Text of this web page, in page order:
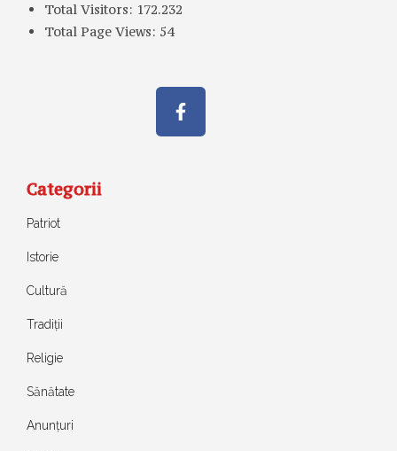
Total Visitors: 172.232
Total Page Views: 54
Categorii
Patriot
Istorie
Cultură
Tradiții
Religie
Sănătate
Anunțuri